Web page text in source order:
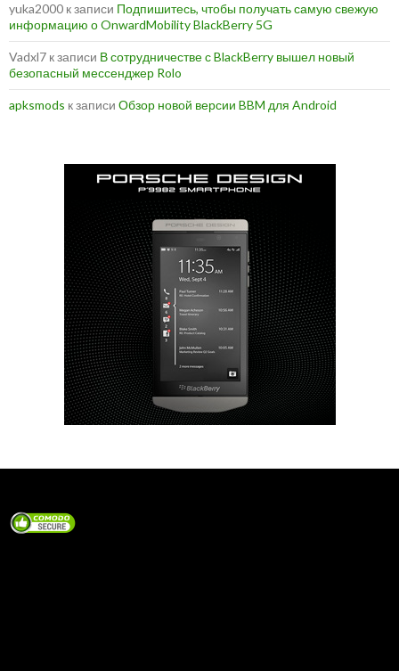
yuka2000 к записи Подпишитесь, чтобы получать самую свежую
информацию о OnwardMobility BlackBerry 5G
Vadxl7 к записи В сотрудничестве с BlackBerry вышел новый
безопасный мессенджер Rolo
apksmods к записи Обзор новой версии BBM для Android